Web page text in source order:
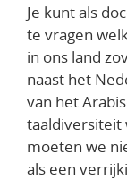
Je kunt als
te vragen
in ons land
naast het
van het
taaldiversiteit
moeten we
als een